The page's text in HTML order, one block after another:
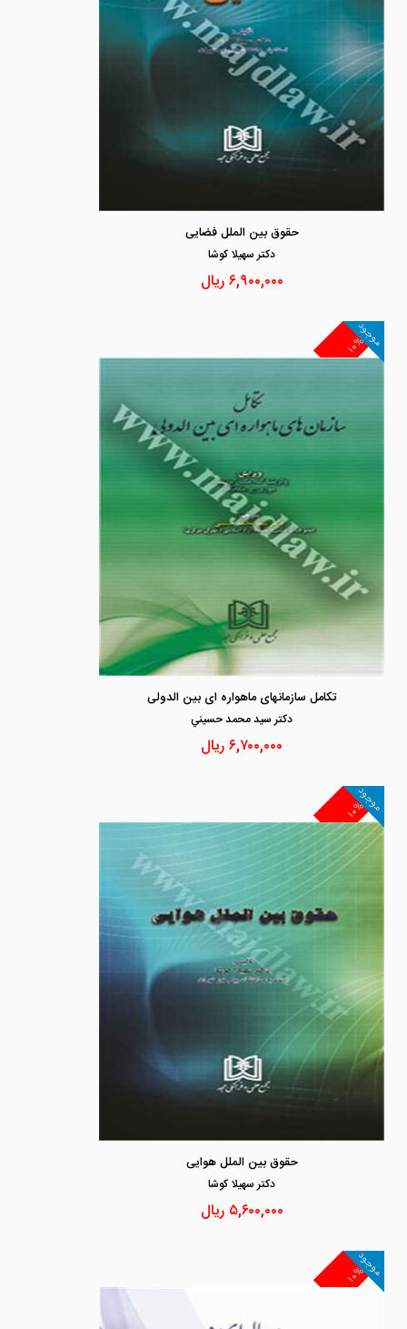
حقوق بین الملل فضایی
دكتر سهيلا كوشا
۶,۹۰۰,۰۰۰ریال
۱۰%
موجود
تکامل سازمانهای ماهواره ای بین الدولی
دكتر سيد محمد حسيني
۶,۷۰۰,۰۰۰ریال
۱۰%
موجود
حقوق بین الملل هوایی
دكتر سهيلا كوشا
۵,۶۰۰,۰۰۰ ریال
۱۰%
موجود